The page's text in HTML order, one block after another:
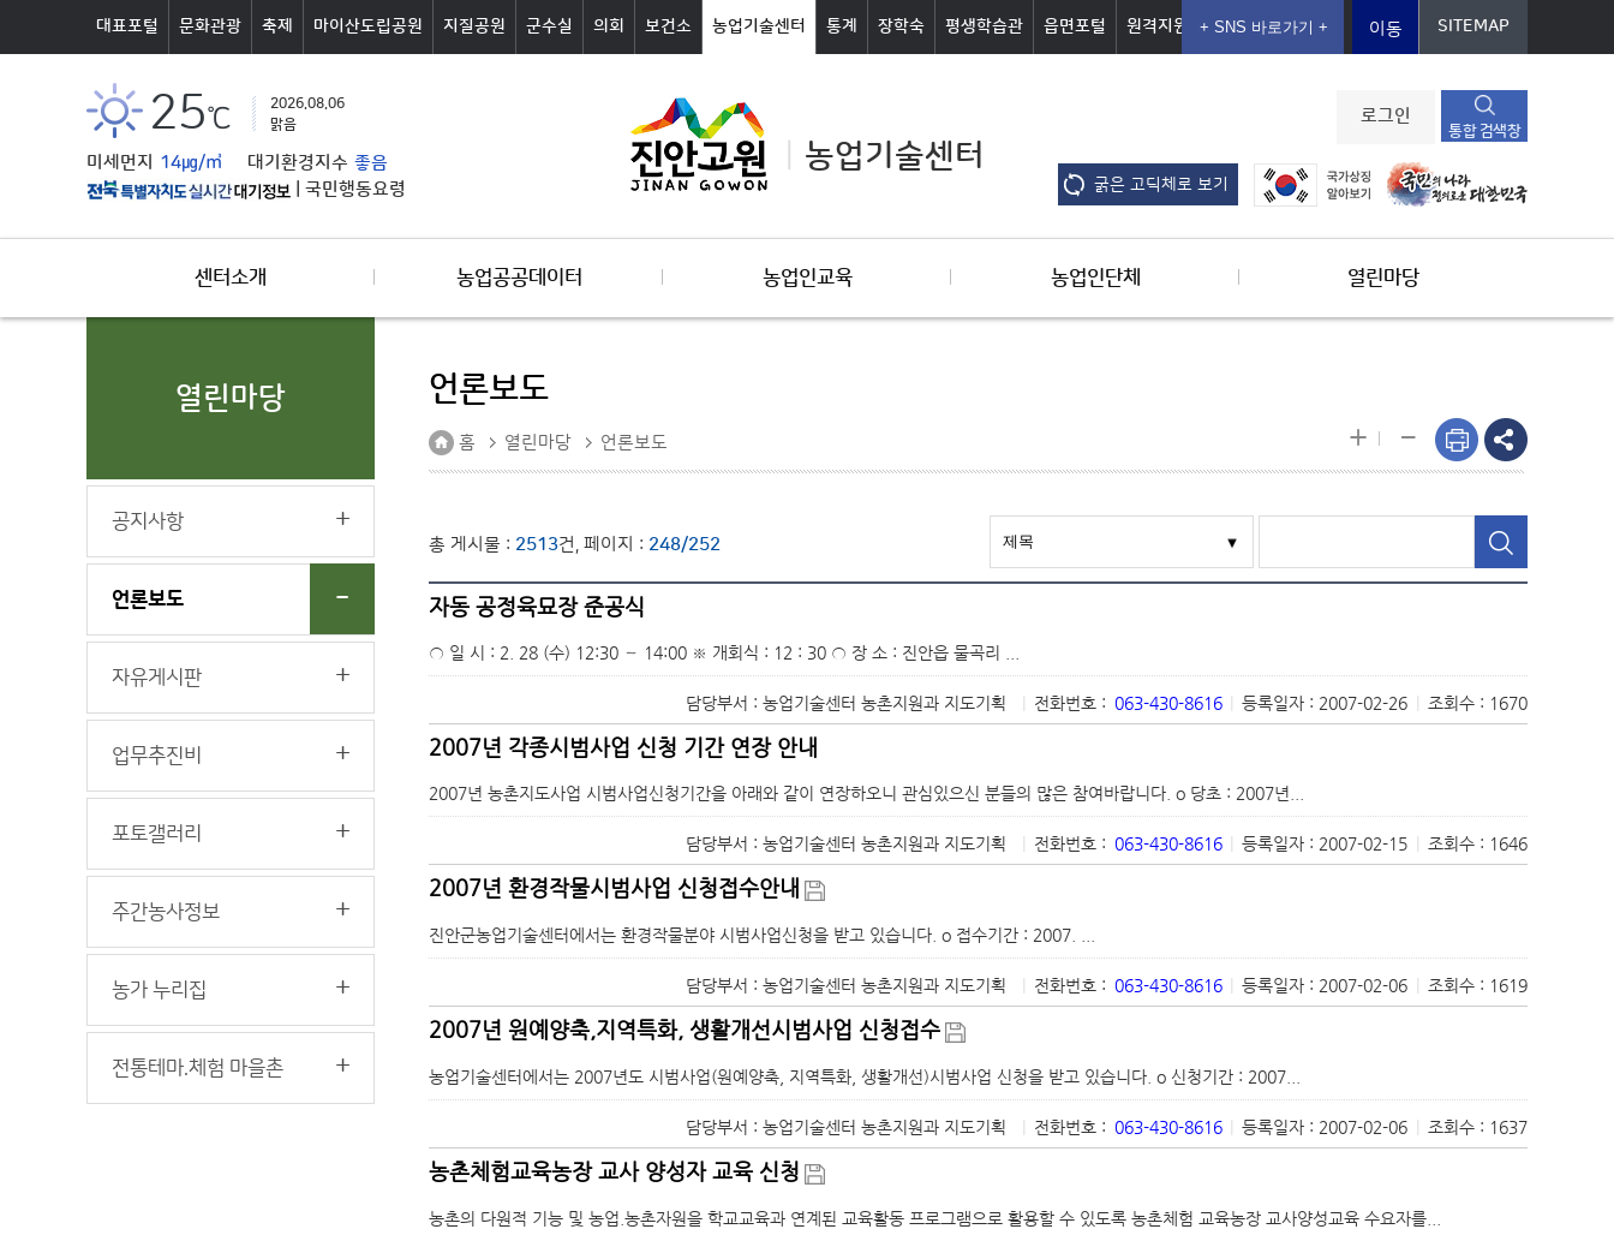
대표포털 문화관광 축제 마이산도립공원 지질공원 군수실 의회 보건소 농업기술센터 통계 장학숙 평생학습관 읍면포털 원격지원 이동 SITEMAP
25℃
2026.08.06
맑음
미세먼지 14㎍/㎥ 대기환경지수 좋음
국민행동요령
농업기술센터
로그인
통합 검색창
굵은 고딕체로 보기
센터소개 농업공공데이터 농업인교육 농업인단체 열린마당
열린마당
공지사항
언론보도
자유게시판
업무추진비
포토갤러리
주간농사정보
농가 누리집
전통테마.체험 마을촌
언론보도
홈 열린마당 언론보도 + -
총 게시물 : 2513건, 페이지 : 248/252
자동 공정육묘장 준공식
○ 일 시 : 2. 28 (수) 12:30 ～ 14:00 ※ 개회식 : 12 : 30 ○ 장 소 : 진안읍 물곡리 ...
담당부서 : 농업기술센터 농촌지원과 지도기획 전화번호 : 063-430-8616 등록일자 : 2007-02-26 조회수 : 1670
2007년 각종시범사업 신청 기간 연장 안내
2007년 농촌지도사업 시범사업신청기간을 아래와 같이 연장하오니 관심있으신 분들의 많은 참여바랍니다. o 당초 : 2007년...
담당부서 : 농업기술센터 농촌지원과 지도기획 전화번호 : 063-430-8616 등록일자 : 2007-02-15 조회수 : 1646
2007년 환경작물시범사업 신청접수안내
진안군농업기술센터에서는 환경작물분야 시범사업신청을 받고 있습니다. o 접수기간 : 2007. ...
담당부서 : 농업기술센터 농촌지원과 지도기획 전화번호 : 063-430-8616 등록일자 : 2007-02-06 조회수 : 1619
2007년 원예양축,지역특화, 생활개선시범사업 신청접수
농업기술센터에서는 2007년도 시범사업(원예양축, 지역특화, 생활개선)시범사업 신청을 받고 있습니다. o 신청기간 : 2007...
담당부서 : 농업기술센터 농촌지원과 지도기획 전화번호 : 063-430-8616 등록일자 : 2007-02-06 조회수 : 1637
농촌체험교육농장 교사 양성자 교육 신청
농촌의 다원적 기능 및 농업.농촌자원을 학교교육과 연계된 교육활동 프로그램으로 활용할 수 있도록 농촌체험 교육농장 교사양성교육 수요자를...